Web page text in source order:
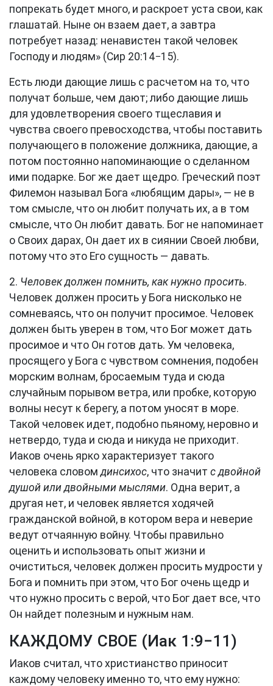
попрекать будет много, и раскроет уста свои, как
глашатай. Ныне он взаем дает, а завтра
потребует назад: ненавистен такой человек
Господу и людям» (Сир 20:14−15).
Есть люди дающие лишь с расчетом на то, что
получат больше, чем дают; либо дающие лишь
для удовлетворения своего тщеславия и
чувства своего превосходства, чтобы поставить
получающего в положение должника, дающие, а
потом постоянно напоминающие о сделанном
ими подарке. Бог же дает щедро. Греческий поэт
Филемон называл Бога «любящим дары», — не в
том смысле, что он любит получать их, а в том
смысле, что Он любит давать. Бог не напоминает
о Своих дарах, Он дает их в сиянии Своей любви,
потому что это Его сущность — давать.
2. Человек должен помнить, как нужно просить.
Человек должен просить у Бога нисколько не
сомневаясь, что он получит просимое. Человек
должен быть уверен в том, что Бог может дать
просимое и что Он готов дать. Ум человека,
просящего у Бога с чувством сомнения, подобен
морским волнам, бросаемым туда и сюда
случайным порывом ветра, или пробке, которую
волны несут к берегу, а потом уносят в море.
Такой человек идет, подобно пьяному, неровно и
нетвердо, туда и сюда и никуда не приходит.
Иаков очень ярко характеризует такого
человека словомдинсихос, что значит с двойной
душой или двойными мыслями. Одна верит, а
другая нет, и человек является ходячей
гражданской войной, в котором вера и неверие
ведут отчаянную войну. Чтобы правильно
оценить и использовать опыт жизни и
очиститься, человек должен просить мудрости у
Бога и помнить при этом, что Бог очень щедр и
что нужно просить с верой, что Бог дает все, что
Он найдет полезным и нужным нам.
КАЖДОМУ СВОЕ (Иак 1:9−11)
Иаков считал, что христианство приносит
каждому человеку именно то, что ему нужно: